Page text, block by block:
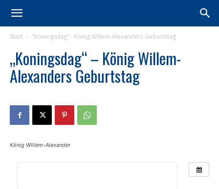
Start "Koningsdag" - König Willem-Alexanders Geburtstag
„Koningsdag“ – König Willem-
Alexanders Geburtstag
König Willem-Alexander